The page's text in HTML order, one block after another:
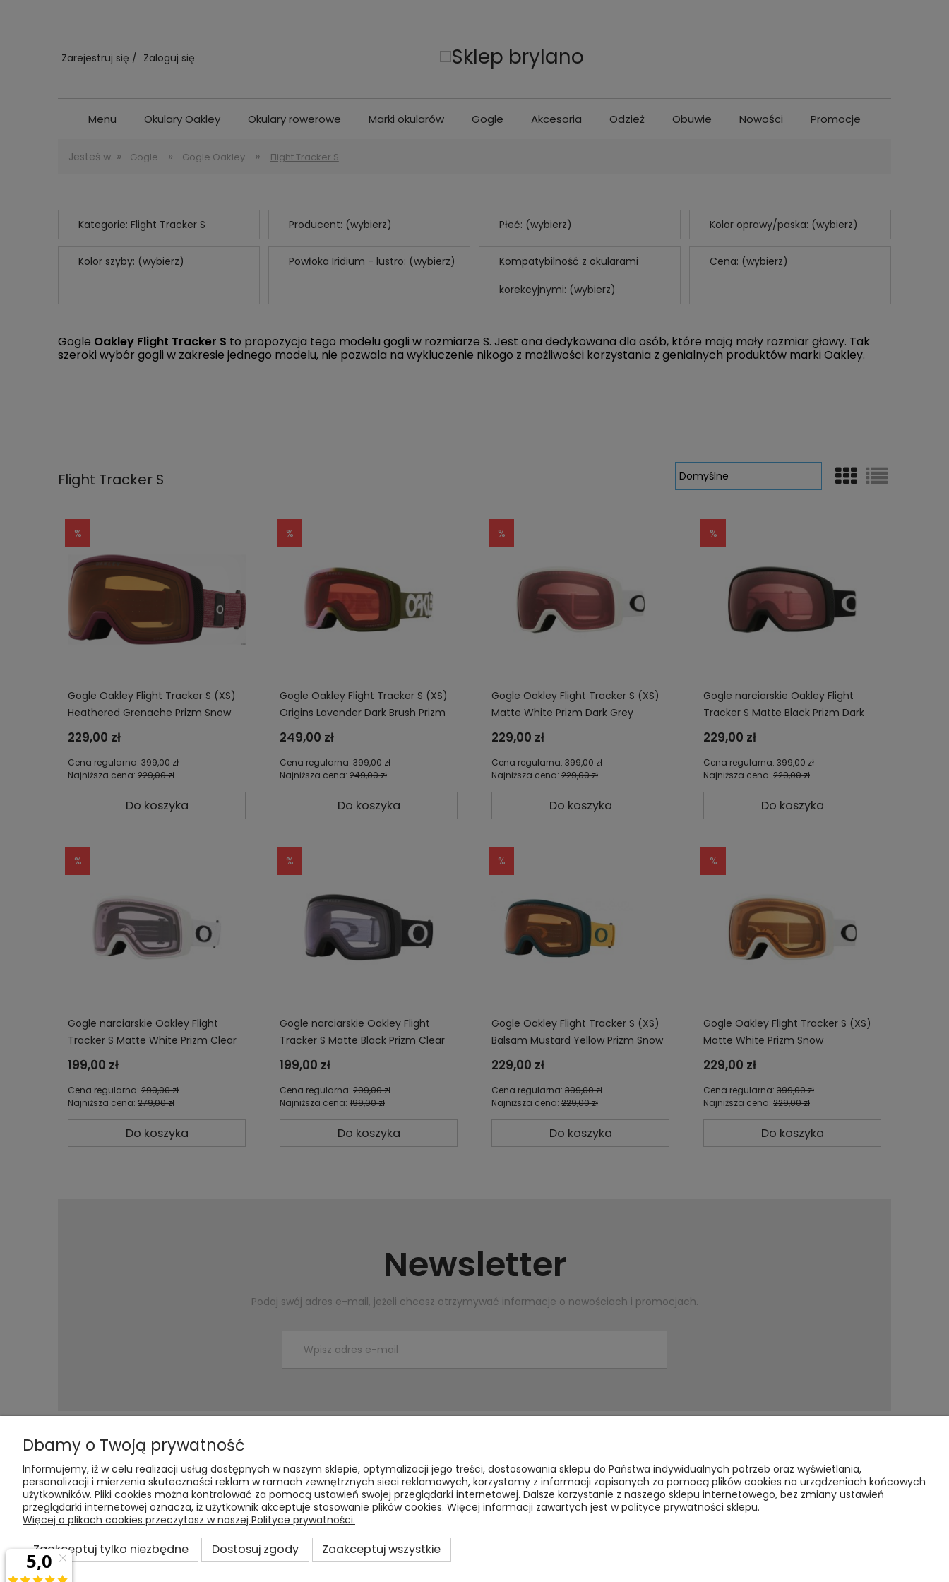
Zarejestruj się Zaloguj się
Menu Okulary Oakley Okulary rowerowe Marki okularów Gogle Akcesoria Odzież Obuwie Nowości Promocje
Jesteś w: » Gogle » Gogle Oakley » Flight Tracker S
Kategorie: Flight Tracker S Producent: (wybierz) Płeć: (wybierz) Kolor oprawy/paska: (wybierz)
Kolor szyby: (wybierz) Powłoka Iridium - lustro: (wybierz)
Kompatybilność z okularami
korekcyjnymi: (wybierz)
Cena: (wybierz)
Gogle Oakley Flight Tracker S to propozycja tego modelu gogli w rozmiarze S. Jest ona dedykowana dla osób, które mają mały rozmiar głowy. Tak
szeroki wybór gogli w zakresie jednego modelu, nie pozwala na wykluczenie nikogo z możliwości korzystania z genialnych produktów marki Oakley.
Flight Tracker S
Gogle Oakley Flight Tracker S (XS)
Heathered Grenache Prizm Snow
Persimmon OO7106-17
229,00 zł
Cena regularna: 399,00 zł
Najniższa cena: 229,00 zł
Do koszyka
Gogle Oakley Flight Tracker S (XS)
Origins Lavender Dark Brush Prizm
Snow Rose OO7106-34
249,00 zł
Cena regularna: 399,00 zł
Najniższa cena: 249,00 zł
Do koszyka
Gogle Oakley Flight Tracker S (XS)
Matte White Prizm Dark Grey
OO7106-26
229,00 zł
Cena regularna: 399,00 zł
Najniższa cena: 229,00 zł
Do koszyka
Gogle narciarskie Oakley Flight
Tracker S Matte Black Prizm Dark
Grey OO7106-23
229,00 zł
Cena regularna: 399,00 zł
Najniższa cena: 229,00 zł
Do koszyka
Gogle narciarskie Oakley Flight
Tracker S Matte White Prizm Clear
OO7106-29
199,00 zł
Cena regularna: 299,00 zł
Najniższa cena: 279,00 zł
Do koszyka
Gogle narciarskie Oakley Flight
Tracker S Matte Black Prizm Clear
OO7106-28
199,00 zł
Cena regularna: 299,00 zł
Najniższa cena: 199,00 zł
Do koszyka
Gogle Oakley Flight Tracker S (XS)
Balsam Mustard Yellow Prizm Snow
Persimmon OO7106-18
229,00 zł
Cena regularna: 399,00 zł
Najniższa cena: 229,00 zł
Do koszyka
Gogle Oakley Flight Tracker S (XS)
Matte White Prizm Snow
Persimmon OO7106-11
229,00 zł
Cena regularna: 399,00 zł
Najniższa cena: 229,00 zł
Do koszyka
Newsletter
Podaj swój adres e-mail, jeżeli chcesz otrzymywać informacje o nowościach i promocjach.
Pomoc
Odstąp od umowy tutaj
Zwroty i reklamacje
Prizm
Regulamin
Raty
Moje konto
Twoje zamówienia
Ustawienia konta
Przechowalnia
Płatności i dostawa
Formy płatności
Czas i koszty dostawy
Informacje
Kontakt
Polityka prywatności
O nas
Kontakt i dane firmy
O NAS
Dbamy o Twoją prywatność
Informujemy, iż w celu realizacji usług dostępnych w naszym sklepie, optymalizacji jego treści, dostosowania sklepu do Państwa indywidualnych potrzeb oraz wyświetlania,
personalizacji i mierzenia skuteczności reklam w ramach zewnętrznych sieci reklamowych, korzystamy z informacji zapisanych za pomocą plików cookies na urządzeniach końcowych
użytkowników. Pliki cookies można kontrolować za pomocą ustawień swojej przeglądarki internetowej. Dalsze korzystanie z naszego sklepu internetowego, bez zmiany ustawień
przeglądarki internetowej oznacza, iż użytkownik akceptuje stosowanie plików cookies. Więcej informacji zawartych jest w polityce prywatności sklepu.
Więcej o plikach cookies przeczytasz w naszej Polityce prywatności.
Zaakceptuj tylko niezbędne Dostosuj zgody Zaakceptuj wszystkie